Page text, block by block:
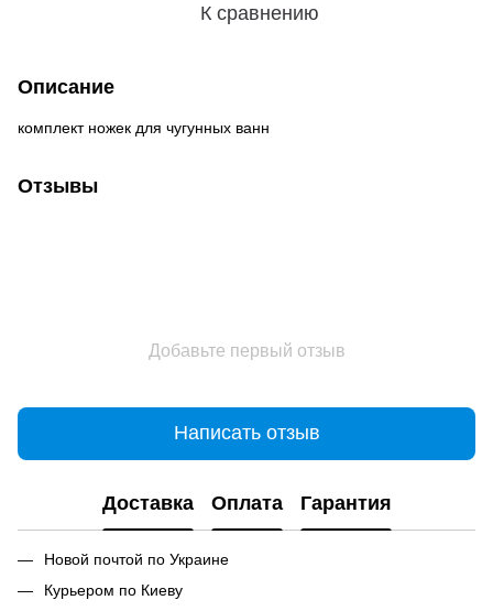
К сравнению
Описание
комплект ножек для чугунных ванн
Отзывы
Добавьте первый отзыв
Написать отзыв
Доставка Оплата Гарантия
Новой почтой по Украине
Курьером по Киеву